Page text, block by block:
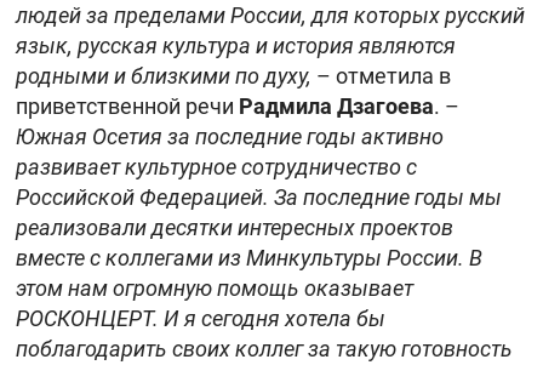
людей за пределами России, для которых русский
язык, русская культура и история являются
родными и близкими по духу, – отметила в
приветственной речи Радмила Дзагоева. –
Южная Осетия за последние годы активно
развивает культурное сотрудничество с
Российской Федерацией. За последние годы мы
реализовали десятки интересных проектов
вместе с коллегами из Минкультуры России. В
этом нам огромную помощь оказывает
РОСКОНЦЕРТ. И я сегодня хотела бы
поблагодарить своих коллег за такую готовность